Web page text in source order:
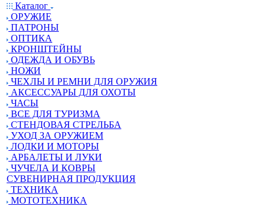
Каталог
ОРУЖИЕ
ПАТРОНЫ
ОПТИКА
КРОНШТЕЙНЫ
ОДЕЖДА И ОБУВЬ
НОЖИ
ЧЕХЛЫ И РЕМНИ ДЛЯ ОРУЖИЯ
АКСЕССУАРЫ ДЛЯ ОХОТЫ
ЧАСЫ
ВСЕ ДЛЯ ТУРИЗМА
СТЕНДОВАЯ СТРЕЛЬБА
УХОД ЗА ОРУЖИЕМ
ЛОДКИ И МОТОРЫ
АРБАЛЕТЫ И ЛУКИ
ЧУЧЕЛА И КОВРЫ
СУВЕНИРНАЯ ПРОДУКЦИЯ
ТЕХНИКА
МОТОТЕХНИКА